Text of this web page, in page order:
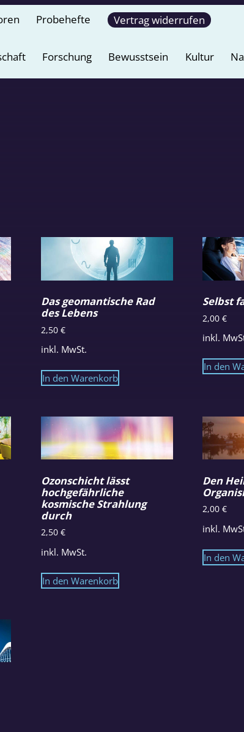
Probehefte Vertrag widerrufen
Forschung Bewusstsein Kultur
Das geomantische Rad
des Lebens
2,50 €
inkl. MwSt.
In den Warenkorb
Selbst
2,00€
inkl.
In den
Ozonschicht lässt
hochgefährliche
kosmische Strahlung
durch
2,50 €
inkl. MwSt.
In den Warenkorb
Den
2,00€
inkl.
In den